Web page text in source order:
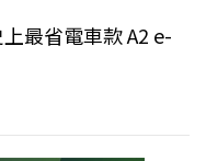
最省電車款 A2 e-